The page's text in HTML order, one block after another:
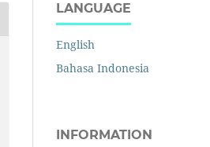
LANGUAGE
English
Bahasa Indonesia
INFORMATION